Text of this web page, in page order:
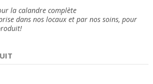
la calandre complète
dans nos locaux et par nos soins, pour